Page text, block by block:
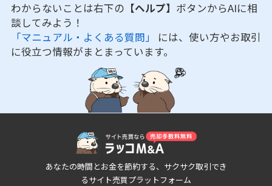
わからないことは右下の 【ヘルプ】 ボタンからAIに相
談してみよう！
「マニュアル・よくある質問」 には、使い方やお取引
に役立つ情報がまとまっています。
あなたの時間とお金を節約する、サクサク取引でき
るサイト売買プラットフォーム